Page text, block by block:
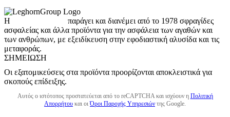
Η
παράγει και διανέμει από το 1978 σφραγίδες
ασφαλείας και άλλα προϊόντα για την ασφάλεια των αγαθών και
των ανθρώπων, με εξειδίκευση στην εφοδιαστική αλυσίδα και τις
μεταφοράς.
ΣΗΜΕΊΩΣΗ
Οι εξατομικεύσεις στα προϊόντα προορίζονται αποκλειστικά για
σκοπούς επίδειξης.
Αυτός ο ιστότοπος προστατεύεται από το reCAPTCHA και ισχύουν η Πολιτική
Απορρήτου και οιΌροι Παροχής Υπηρεσιών της Google.